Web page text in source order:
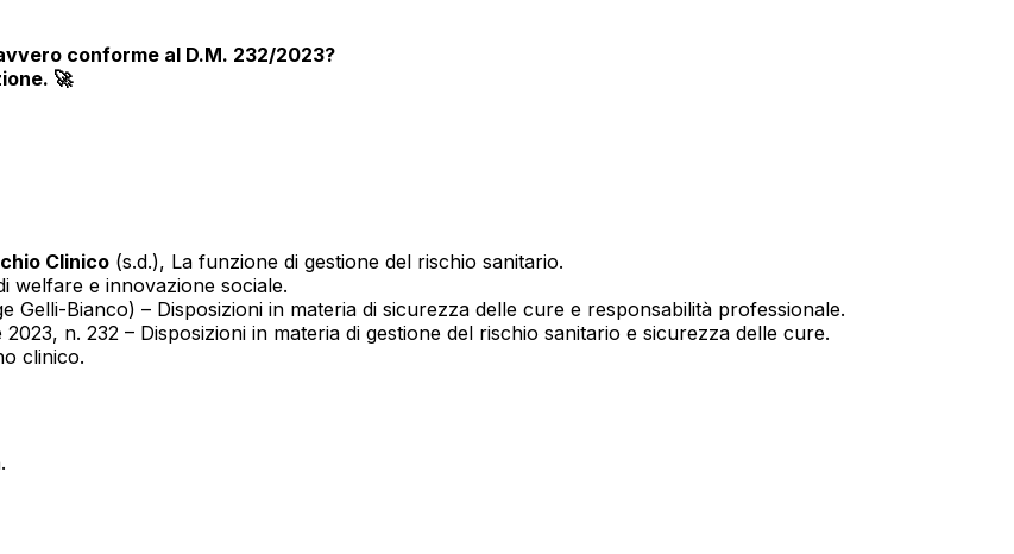
conforme al D.M. 232/2023?
🚀
Clinico (s.d.), La funzione di gestione del rischio sanitario.
welfare e innovazione sociale.
Gelli-Bianco) – Disposizioni in materia di sicurezza delle cure e responsabilità professionale.
n. 232 – Disposizioni in materia di gestione del rischio sanitario e sicurezza delle cure.
clinico.